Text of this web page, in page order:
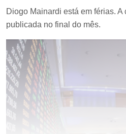
Diogo Mainardi está em férias.
publicada no final do mês.